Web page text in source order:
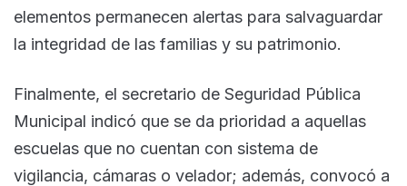
elementos permanecen alertas para salvaguardar
la integridad de las familias y su patrimonio.
Finalmente, el secretario de Seguridad Pública
Municipal indicó que se da prioridad a aquellas
escuelas que no cuentan con sistema de
vigilancia, cámaras o velador; además, convocó a